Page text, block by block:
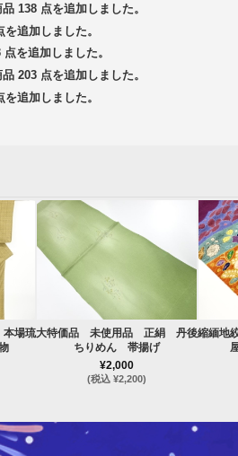
138 点を追加しました。
追加しました。
を追加しました。
203 点を追加しました。
追加しました。
場琉大特価品 未使用品 正絹 丹後
ちりめん 帯揚げ
¥2,000
(税込 ¥2,200)
縮緬地